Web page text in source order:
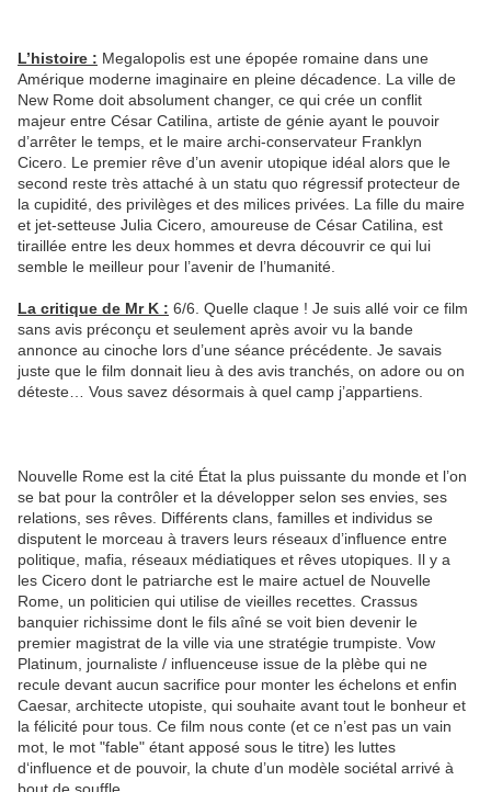
L’histoire : Megalopolis est une épopée romaine dans une
Amérique moderne imaginaire en pleine décadence. La ville de
New Rome doit absolument changer, ce qui crée un conflit
majeur entre César Catilina, artiste de génie ayant le pouvoir
d’arrêter le temps, et le maire archi-conservateur Franklyn
Cicero. Le premier rêve d’un avenir utopique idéal alors que le
second reste très attaché à un statu quo régressif protecteur de
la cupidité, des privilèges et des milices privées. La fille du maire
et jet-setteuse Julia Cicero, amoureuse de César Catilina, est
tiraillée entre les deux hommes et devra découvrir ce qui lui
semble le meilleur pour l’avenir de l’humanité.
La critique de Mr K : 6/6. Quelle claque ! Je suis allé voir ce film
sans avis préconçu et seulement après avoir vu la bande
annonce au cinoche lors d’une séance précédente. Je savais
juste que le film donnait lieu à des avis tranchés, on adore ou on
déteste… Vous savez désormais à quel camp j’appartiens.
Nouvelle Rome est la cité État la plus puissante du monde et l’on
se bat pour la contrôler et la développer selon ses envies, ses
relations, ses rêves. Différents clans, familles et individus se
disputent le morceau à travers leurs réseaux d’influence entre
politique, mafia, réseaux médiatiques et rêves utopiques. Il y a
les Cicero dont le patriarche est le maire actuel de Nouvelle
Rome, un politicien qui utilise de vieilles recettes. Crassus
banquier richissime dont le fils aîné se voit bien devenir le
premier magistrat de la ville via une stratégie trumpiste. Vow
Platinum, journaliste / influenceuse issue de la plèbe qui ne
recule devant aucun sacrifice pour monter les échelons et enfin
Caesar, architecte utopiste, qui souhaite avant tout le bonheur et
la félicité pour tous. Ce film nous conte (et ce n’est pas un vain
mot, le mot "fable" étant apposé sous le titre) les luttes
d‘influence et de pouvoir, la chute d’un modèle sociétal arrivé à